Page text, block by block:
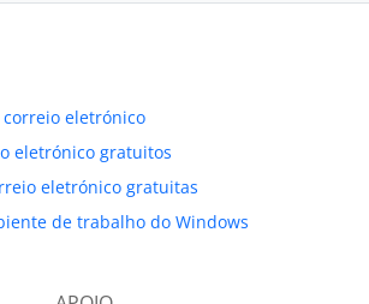
eletrónico
eletrónico gratuitos
eletrónico gratuitas
de trabalho do Windows